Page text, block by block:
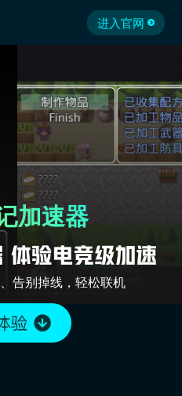
进入官网
加速器
告别掉线，轻松联机